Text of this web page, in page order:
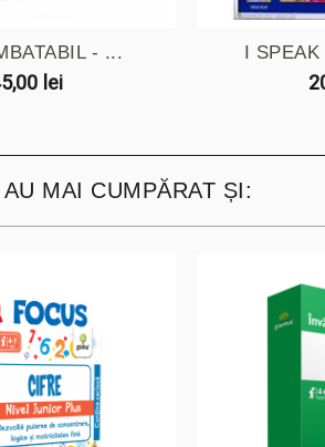
- ...
lei
I
MAI CUMPĂRAT ȘI: